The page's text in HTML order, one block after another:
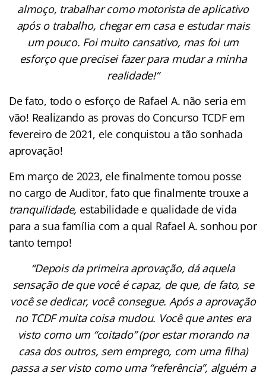
almoço, trabalhar como motorista de aplicativo
após o trabalho, chegar em casa e estudar mais
um pouco. Foi muito cansativo, mas foi um
esforço que precisei fazer para mudar a minha
realidade!”
De fato, todo o esforço de Rafael A. não seria em
vão! Realizando as provas do Concurso TCDF em
fevereiro de 2021, ele conquistou a tão sonhada
aprovação!
Em março de 2023, ele finalmente tomou posse
no cargo de Auditor, fato que finalmente trouxe a
tranquilidade, estabilidade e qualidade de vida
para a sua família com a qual Rafael A. sonhou por
tanto tempo!
“Depois da primeira aprovação, dá aquela
sensação de que você é capaz, de que, de fato, se
você se dedicar, você consegue. Após a aprovação
no TCDF muita coisa mudou. Você que antes era
visto como um “coitado” (por estar morando na
casa dos outros, sem emprego, com uma filha)
passa a ser visto como uma “referência”, alguém a